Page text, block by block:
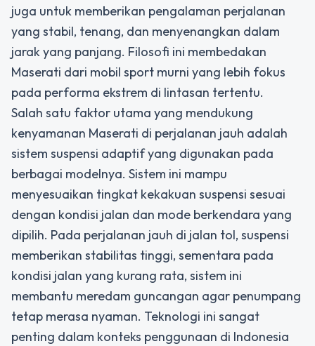
juga untuk memberikan pengalaman perjalanan
yang stabil, tenang, dan menyenangkan dalam
jarak yang panjang. Filosofi ini membedakan
Maserati dari mobil sport murni yang lebih fokus
pada performa ekstrem di lintasan tertentu.
Salah satu faktor utama yang mendukung
kenyamanan Maserati di perjalanan jauh adalah
sistem suspensi adaptif yang digunakan pada
berbagai modelnya. Sistem ini mampu
menyesuaikan tingkat kekakuan suspensi sesuai
dengan kondisi jalan dan mode berkendara yang
dipilih. Pada perjalanan jauh di jalan tol, suspensi
memberikan stabilitas tinggi, sementara pada
kondisi jalan yang kurang rata, sistem ini
membantu meredam guncangan agar penumpang
tetap merasa nyaman. Teknologi ini sangat
penting dalam konteks penggunaan di Indonesia